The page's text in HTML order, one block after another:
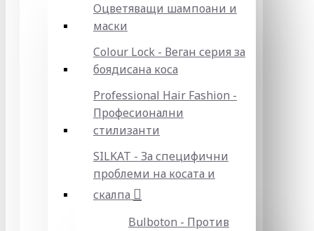
Оцветяващи шампоани и
маски
Colour Lock - Веган серия за
боядисана коса
Professional Hair Fashion -
Професионални
стилизанти
SILKAT - За специфични
проблеми на косата и
скалпа
Bulboton - Против